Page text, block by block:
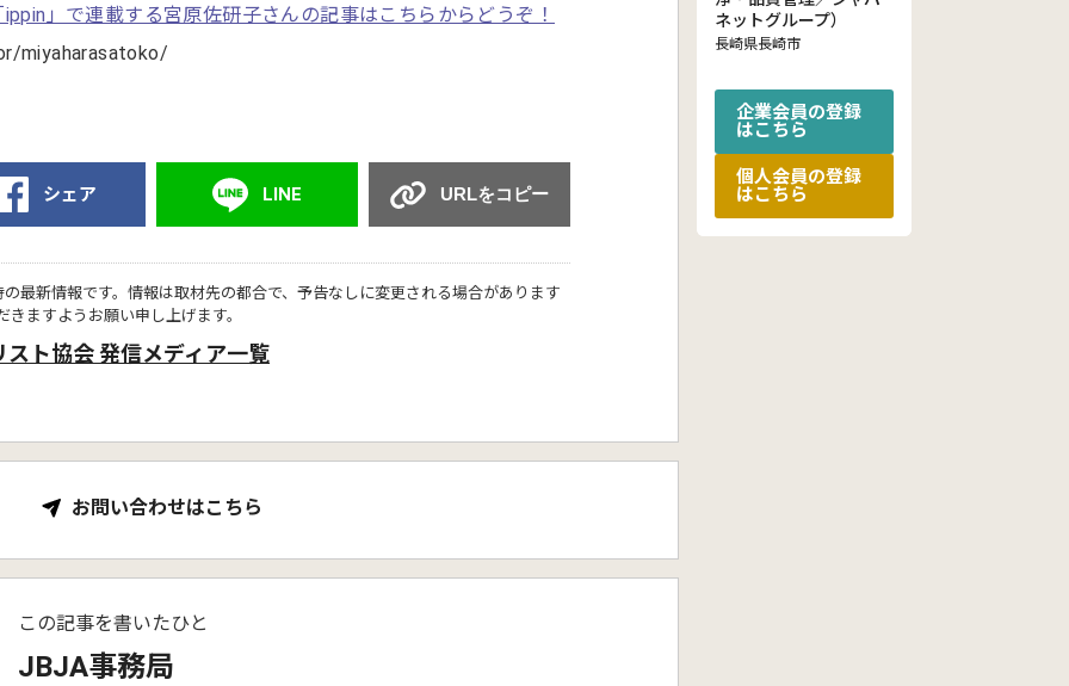
」で連載する宮原佐研子さんの記事はこちらからどうぞ！
miyaharasatoko/
シェア LINE URLをコピー
最新情報です。情報は取材先の都合で、予告なしに変更される場合があります
ますようお願い申し上げます。
ト協会 発信メディア一覧
お問い合わせはこちら
この記事を書いたひと
JBJA事務局
ネットグループ）
長崎県長崎市
企業会員の登録
はこちら
個人会員の登録
はこちら